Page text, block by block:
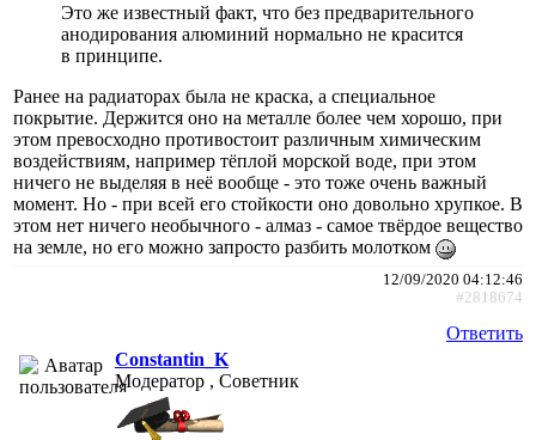
Это же известный факт, что без предварительного
анодирования алюминий нормально не красится
в принципе.
Ранее на радиаторах была не краска, а специальное
покрытие. Держится оно на металле более чем хорошо, при
этом превосходно противостоит различным химическим
воздействиям, например тёплой морской воде, при этом
ничего не выделяя в неё вообще - это тоже очень важный
момент. Но - при всей его стойкости оно довольно хрупкое. В
этом нет ничего необычного - алмаз - самое твёрдое вещество
на земле, но его можно запросто разбить молотком
12/09/2020 04:12:46
#2818674
Ответить
Constantin_K
Модератор , Советник